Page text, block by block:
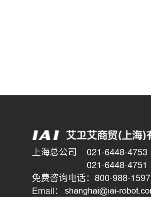
上海总公司 021-6448-4753
021-6448-4751
免费咨询电话： 800-988-1597
Email：